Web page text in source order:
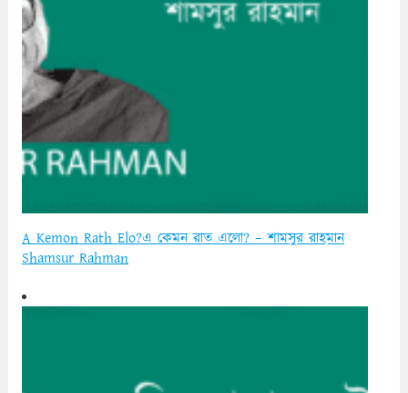
A Kemon Rath Elo?এ কেমন রাত এলো? – শামসুর রাহমান
Shamsur Rahman